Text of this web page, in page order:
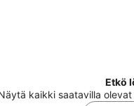
Etkö
kaikki saatavilla